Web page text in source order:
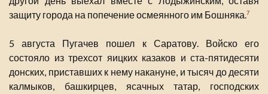
защиту города на попечение осмеянного им Бошняка.7
5 августа Пугачев пошел к Саратову. Войско его
состояло из трехсот яицких казаков и ста-пятидесяти
донских, приставших к нему накануне, и тысяч до десяти
калмыков, башкирцев, ясачных татар, господских